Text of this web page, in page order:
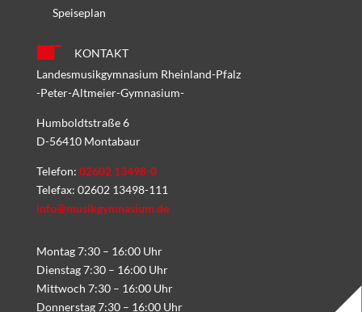
Speiseplan
KONTAKT
Landesmusikgymnasium Rheinland-Pfalz
-Peter-Altmeier-Gymnasium-
Humboldtstraße 6
D-56410 Montabaur
Telefon: 02602 13498-0
Telefax: 02602 13498-111
info@musikgymnasium.de
Montag 7:30 – 16:00 Uhr
Dienstag 7:30 – 16:00 Uhr
Mittwoch 7:30 – 16:00 Uhr
Donnerstag 7:30 – 16:00 Uhr